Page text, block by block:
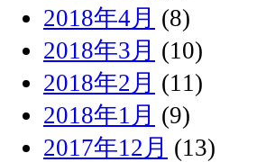
2018年4月 (8)
2018年3月 (10)
2018年2月 (11)
2018年1月 (9)
2017年12月 (13)